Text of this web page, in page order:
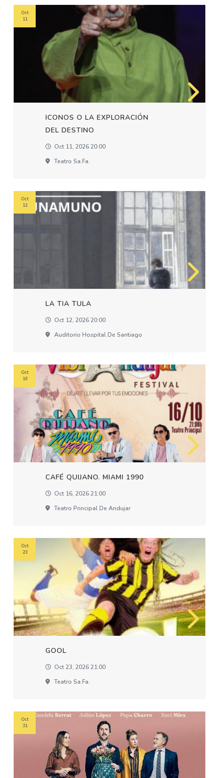
ICONOS O LA EXPLORACIÓN
DEL DESTINO
Oct 11, 2026 20:00
Teatro Sa.fa.
Oct
11
LA TIA TULA
Oct 12, 2026 20:00
Auditorio Hospital De Santiago
Oct
12
CAFÉ QUIJANO. MIAMI 1990
Oct 16, 2026 21:00
Teatro Principal De Andujar
Oct
16
GOOL
Oct 23, 2026 21:00
Teatro Sa.fa.
Oct
23
Oct
31